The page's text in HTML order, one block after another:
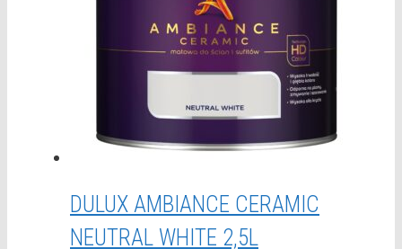
DULUX AMBIANCE CERAMIC
NEUTRAL WHITE 2,5L